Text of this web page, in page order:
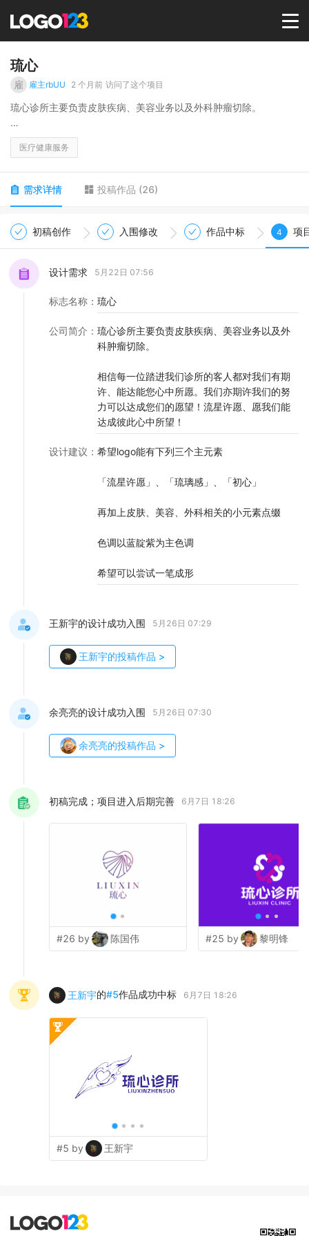
选择套餐→
商标版权
LOGO
登录 / 注册
琉心
雇 雇主rbUU 2 个月前 访问了这个项目
琉心诊所主要负责皮肤疾病、美容业务以及外科肿瘤切除。
相信每一位踏进我们诊所的客人都对我们有期许、能达能您心中所
愿。我们亦期许我们的努力可以达成您们的愿望！流星许愿、愿我
医疗健康服务
需求详情 投稿作品 (26)
初稿创作 入围修改 作品中标 4 项
设计需求 5月22日 07:56
标志名称 ： 琉心
公司简介 ： 琉心诊所主要负责皮肤疾病、美容业务以及外
科肿瘤切除。
相信每一位踏进我们诊所的客人都对我们有期
许、能达能您心中所愿。我们亦期许我们的努
力可以达成您们的愿望！流星许愿、愿我们能
达成彼此心中所望！
设计建议 ： 希望logo能有下列三个主元素
「流星许愿」、「琉璃感」、「初心」
再加上皮肤、美容、外科相关的小元素点缀
色调以蓝靛紫为主色调
希望可以尝试一笔成形
王新宇的设计成功入围 5月26日 07:29
王新宇的投稿作品 >
余亮亮的设计成功入围 5月26日 07:30
余亮亮的投稿作品 >
初稿完成；项目进入后期完善 6月7日 18:26
#26 by 陈国伟 #25 by 黎明锋
王新宇的#5作品成功中标 6月7日 18:26
#5 by 王新宇